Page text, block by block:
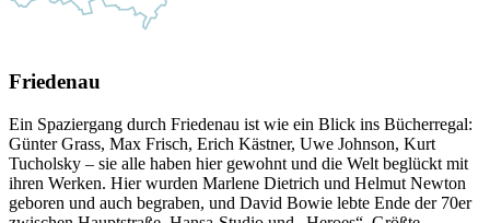
Friedenau
Ein Spaziergang durch Friedenau ist wie ein Blick ins Bücherregal:
Günter Grass, Max Frisch, Erich Kästner, Uwe Johnson, Kurt
Tucholsky – sie alle haben hier gewohnt und die Welt beglückt mit
ihren Werken. Hier wurden Marlene Dietrich und Helmut Newton
geboren und auch begraben, und David Bowie lebte Ende der 70er